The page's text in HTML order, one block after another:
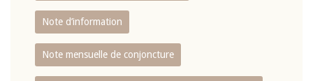
Note d’information
Note mensuelle de conjoncture